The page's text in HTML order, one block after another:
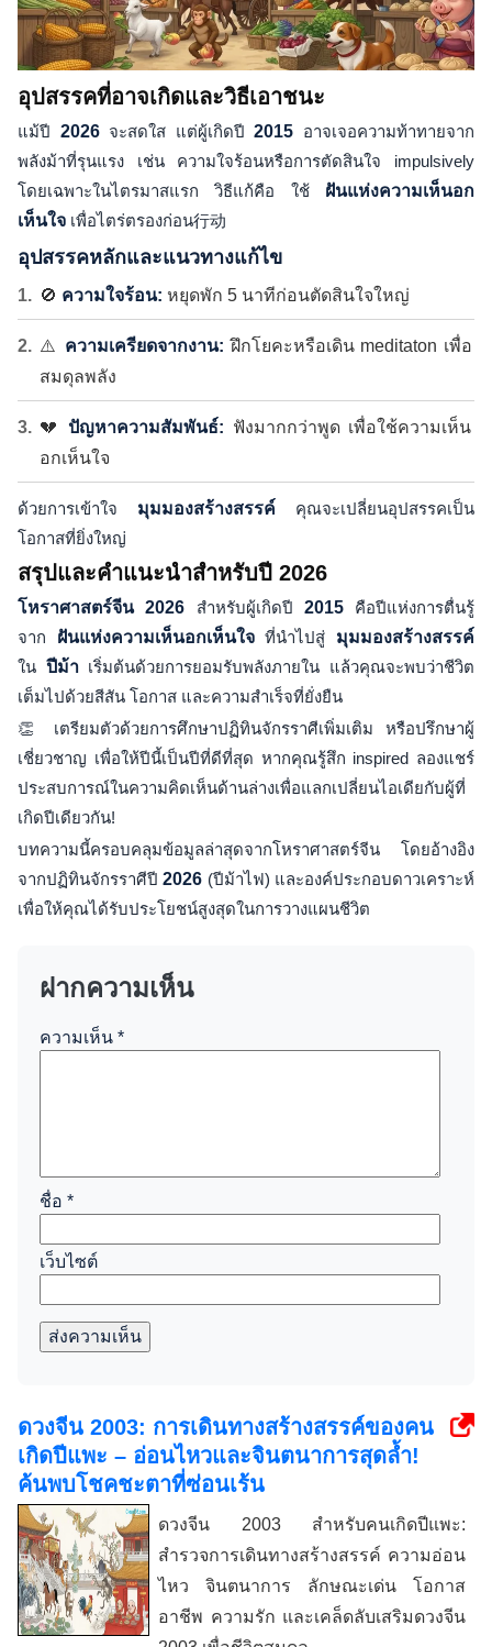
อุปสรรคที่อาจเกิดและวิธีเอาชนะ
แม้ปี 2026จะสดใส แต่ผู้เกิดปี2015 อาจเจอความท้าทายจาก
พลังม้าที่รุนแรง เช่น ความใจร้อนหรือการตัดสินใจ impulsively
โดยเฉพาะในไตรมาสแรก วิธีแก้คือ ใช้ ฝันแห่งความเห็นอก
เห็นใจ เพื่อไตร่ตรองก่อน行动
อุปสรรคหลักและแนวทางแก้ไข
🚫 ความใจร้อน: หยุดพัก 5 นาทีก่อนตัดสินใจใหญ่
⚠️ ความเครียดจากงาน: ฝึกโยคะหรือเดิน meditaton เพื่อ
สมดุลพลัง
💔ปัญหาความสัมพันธ์: ฟังมากกว่าพูด เพื่อใช้ความเห็น
อกเห็นใจ
ด้วยการเข้าใจ มุมมองสร้างสรรค์ คุณจะเปลี่ยนอุปสรรคเป็น
โอกาสที่ยิ่งใหญ่
สรุปและคำแนะนำสำหรับปี 2026
โหราศาสตร์จีน 2026 สำหรับผู้เกิดปี 2015คือปีแห่งการตื่นรู้
จาก ฝันแห่งความเห็นอกเห็นใจที่นำไปสู่ มุมมองสร้างสรรค์
ใน ปีม้าเริ่มต้นด้วยการยอมรับพลังภายใน แล้วคุณจะพบว่าชีวิต
เต็มไปด้วยสีสัน โอกาส และความสำเร็จที่ยั่งยืน
👏 เตรียมตัวด้วยการศึกษาปฏิทินจักรราศีเพิ่มเติม หรือปรึกษาผู้
เชี่ยวชาญ เพื่อให้ปีนี้เป็นปีที่ดีที่สุด หากคุณรู้สึก inspired ลองแชร์
ประสบการณ์ในความคิดเห็นด้านล่างเพื่อแลกเปลี่ยนไอเดียกับผู้ที่
เกิดปีเดียวกัน!
บทความนี้ครอบคลุมข้อมูลล่าสุดจากโหราศาสตร์จีน โดยอ้างอิง
จากปฏิทินจักรราศีปี2026 (ปีม้าไฟ) และองค์ประกอบดาวเคราะห์
เพื่อให้คุณได้รับประโยชน์สูงสุดในการวางแผนชีวิต
ฝากความเห็น
ความเห็น *
ชื่อ *
เว็บไซต์
ส่งความเห็น
ดวงจีน 2003: การเดินทางสร้างสรรค์ของคน
เกิดปีแพะ – อ่อนไหวและจินตนาการสุดล้ำ!
ค้นพบโชคชะตาที่ซ่อนเร้น
ดวงจีน 2003 สำหรับคนเกิดปีแพะ:
สำรวจการเดินทางสร้างสรรค์ ความอ่อน
ไหว จินตนาการ ลักษณะเด่น โอกาส
อาชีพ ความรัก และเคล็ดลับเสริมดวงจีน